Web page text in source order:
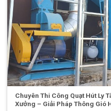
Chuyên Thi Công Quạt Hút Ly
Xưởng – Giải Pháp Thông Gió